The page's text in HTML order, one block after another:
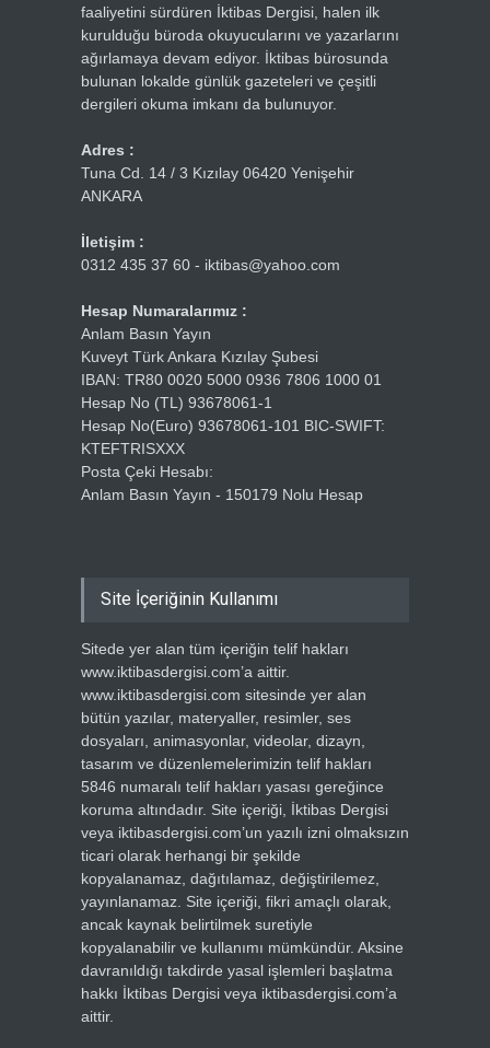
faaliyetini sürdüren İktibas Dergisi, halen ilk
kurulduğu büroda okuyucularını ve yazarlarını
ağırlamaya devam ediyor. İktibas bürosunda
bulunan lokalde günlük gazeteleri ve çeşitli
dergileri okuma imkanı da bulunuyor.
Adres :
Tuna Cd. 14 / 3 Kızılay 06420 Yenişehir
ANKARA
İletişim :
0312 435 37 60 - iktibas@yahoo.com
Hesap Numaralarımız :
Anlam Basın Yayın
Kuveyt Türk Ankara Kızılay Şubesi
IBAN: TR80 0020 5000 0936 7806 1000 01
Hesap No (TL) 93678061-1
Hesap No(Euro) 93678061-101 BIC-SWIFT:
KTEFTRISXXX
Posta Çeki Hesabı:
Anlam Basın Yayın - 150179 Nolu Hesap
Site İçeriğinin Kullanımı
Sitede yer alan tüm içeriğin telif hakları
www.iktibasdergisi.com’a aittir.
www.iktibasdergisi.com sitesinde yer alan
bütün yazılar, materyaller, resimler, ses
dosyaları, animasyonlar, videolar, dizayn,
tasarım ve düzenlemelerimizin telif hakları
5846 numaralı telif hakları yasası gereğince
koruma altındadır. Site içeriği, İktibas Dergisi
veya iktibasdergisi.com’un yazılı izni olmaksızın
ticari olarak herhangi bir şekilde
kopyalanamaz, dağıtılamaz, değiştirilemez,
yayınlanamaz. Site içeriği, fikri amaçlı olarak,
ancak kaynak belirtilmek suretiyle
kopyalanabilir ve kullanımı mümkündür. Aksine
davranıldığı takdirde yasal işlemleri başlatma
hakkı İktibas Dergisi veya iktibasdergisi.com’a
aittir.